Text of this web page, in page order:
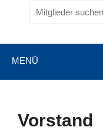
MENÜ
Vorstand